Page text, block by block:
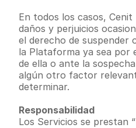
En todos los casos,
daños y perjuicios
el derecho de suspender
la Plataforma ya sea por
de ella o ante la
algún otro factor
determinar.
Responsabilidad
Los Servicios se prestan